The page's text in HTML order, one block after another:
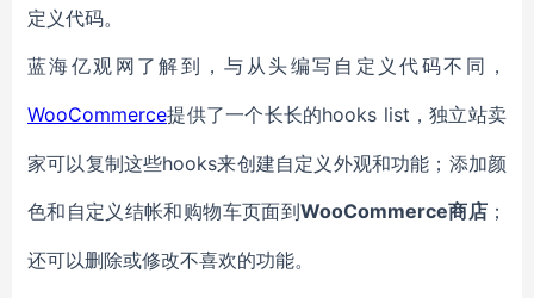
定义代码。
蓝海亿观网了解到，与从头编写自定义代码不同，
WooCommerce提供了一个长长的hooks list，独立站卖
家可以复制这些hooks来创建自定义外观和功能；添加颜
色和自定义结帐和购物车页面到WooCommerce商店 ；
还可以删除或修改不喜欢的功能。